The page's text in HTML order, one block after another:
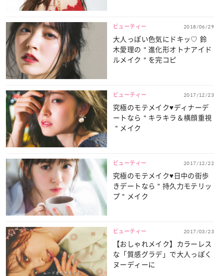
ビューティー 2018/06/29
大人っぽい色気にドキッ♡ 鈴
木愛理の＂進化形オトナアイド
ルメイク＂を完コピ
ビューティー 2017/12/23
究極のモテメイク♥ディナーデ
ートなら＂キラキラ＆横顔重視
＂メイク
ビューティー 2017/12/22
究極のモテメイク♥日中の街歩
きデートなら＂持久力モテリッ
プ＂メイク
ビューティー 2017/03/23
【おしゃれメイク】カラーレス
な「質感グラデ」で大人っぽく
ヌーディーに